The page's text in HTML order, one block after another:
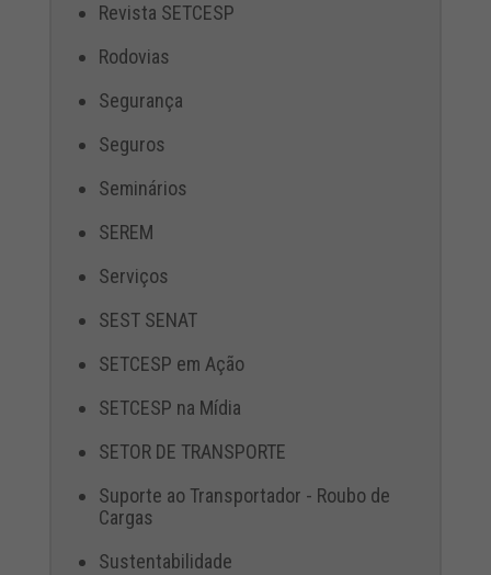
Revista SETCESP
Rodovias
Segurança
Seguros
Seminários
SEREM
Serviços
SEST SENAT
SETCESP em Ação
SETCESP na Mídia
SETOR DE TRANSPORTE
Suporte ao Transportador - Roubo de
Cargas
Sustentabilidade